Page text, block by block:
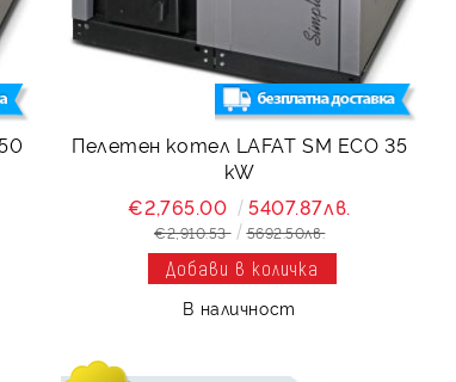
Пелетен котел LAFAT SM ECO 35
kW
€2,765.00
5407.87лв.
€2,910.53 5692.50лв.
В наличност